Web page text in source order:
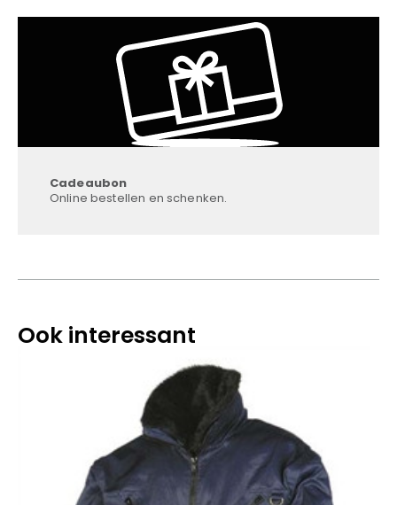
Cadeaubon
Online bestellen en schenken.
Ook interessant